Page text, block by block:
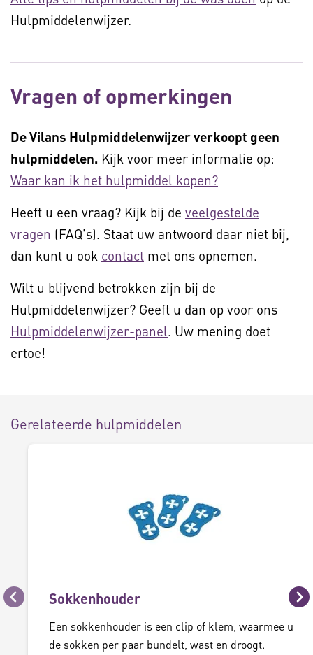
Hulpmiddelenwijzer.
Vragen of opmerkingen
De Vilans Hulpmiddelenwijzer verkoopt geen
hulpmiddelen. Kijk voor meer informatie op:
Waar kan ik het hulpmiddel kopen?
Heeft u een vraag? Kijk bij de veelgestelde
vragen (FAQ's). Staat uw antwoord daar niet bij,
dan kunt u ook contact met ons opnemen.
Wilt u blijvend betrokken zijn bij de
Hulpmiddelenwijzer? Geeft u dan op voor ons
Hulpmiddelenwijzer-panel. Uw mening doet
ertoe!
Gerelateerde hulpmiddelen
VorigeSokkenhouder
Een sokkenhouder is een clip of klem, waarmee u
de sokken per paar bundelt, wast en droogt.